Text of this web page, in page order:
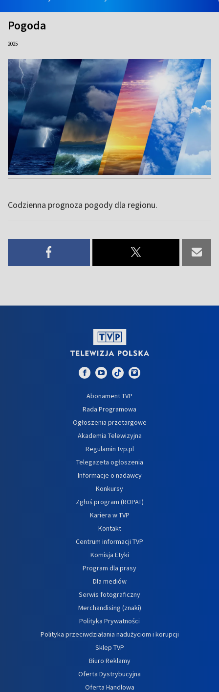
Pogoda
2025
Codzienna prognoza pogody dla regionu.
Abonament TVP
Rada Programowa
Ogłoszenia przetargowe
Akademia Telewizyjna
Regulamin tvp.pl
Telegazeta ogłoszenia
Informacje o nadawcy
Konkursy
Zgłoś program (ROPAT)
Kariera w TVP
Kontakt
Centrum informacji TVP
Komisja Etyki
Program dla prasy
Dla mediów
Serwis fotograficzny
Merchandising (znaki)
Polityka Prywatności
Polityka przeciwdziałania nadużyciom i korupcji
Sklep TVP
Biuro Reklamy
Oferta Dystrybucyjna
Oferta Handlowa